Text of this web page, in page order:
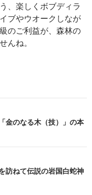
、楽しくボブディラ
ブやウオークしなが
のご利益が、森林の
んね。
金のなる木（技）」の本
訪ねて伝説の岩国白蛇神